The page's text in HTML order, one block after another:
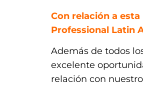
Con relación a
Professional Latin
Además de todos
excelente
relación con